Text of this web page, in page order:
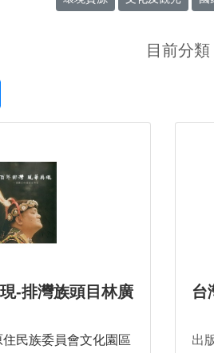
目前分類
-排灣族頭目林廣
民族委員會文化園區
台
出